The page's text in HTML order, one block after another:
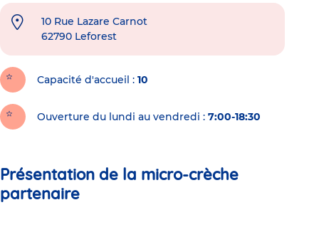
10 Rue Lazare Carnot
62790 Leforest
Capacité d'accueil 10
Ouverture du lundi au vendredi : 7:00-18:30
Présentation de la micro-crèche
partenaire